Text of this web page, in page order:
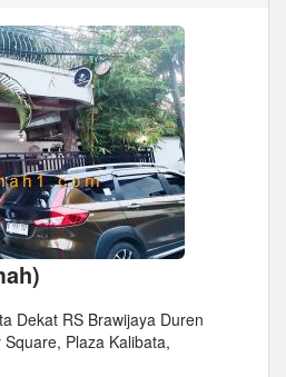
Dekat RS Brawijaya Duren
Plaza Kalibata,